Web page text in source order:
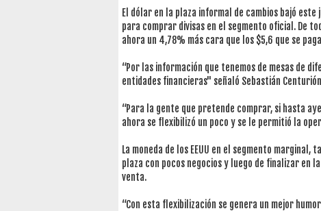
El dólar en la plaza informal de cambios bajó
para comprar divisas en el segmento oficial. De
ahora un 4,78% más cara que los $5,6 que se
“Por las información que tenemos de mesas de
entidades financieras" señaló Sebastián Centurión
“Para la gente que pretende comprar, si hasta
ahora se flexibilizó un poco y se le permitió la
La moneda de los EEUU en el segmento
plaza con pocos negocios y luego de finalizar en
venta.
“Con esta flexibilización se genera un mejor